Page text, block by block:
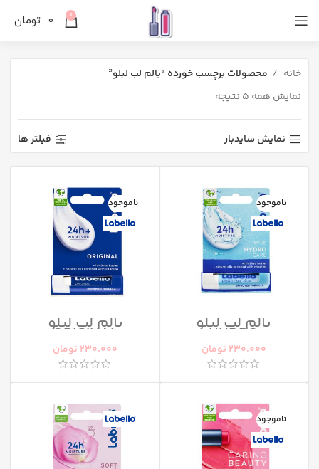
0
0 تومان
خانه
محصولات برچسب خورده “بالم لب لبلو”
نمایش همه 5 نتیجه
نمایش سایدبار فیلتر ها
ناموجود
بالم لب لبلو
HYDRO
230.000 تومان
ناموجود
بالم لب لبلو
ORIGINAL
230.000 تومان
ناموجود